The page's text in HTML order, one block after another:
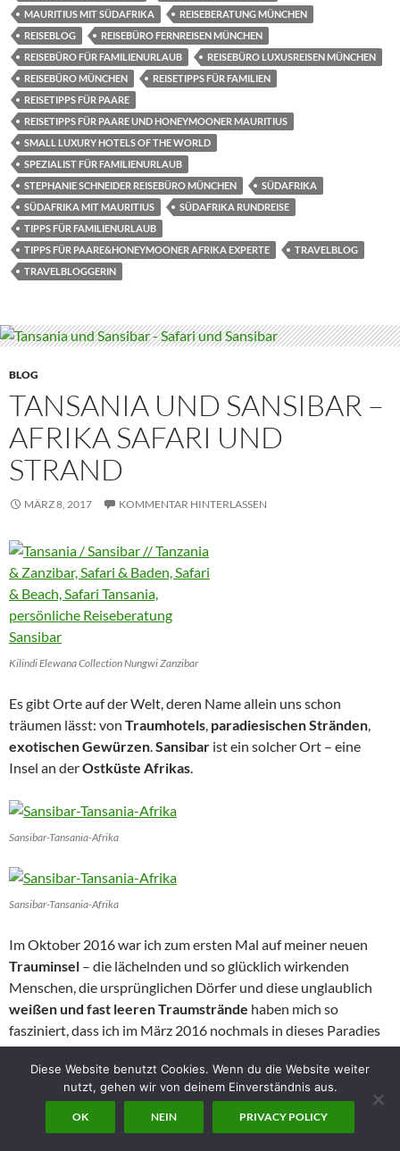
MAURITIUS MIT SÜDAFRIKA
REISEBERATUNG MÜNCHEN
REISEBLOG
REISEBÜRO FERNREISEN MÜNCHEN
REISEBÜRO FÜR FAMILIENURLAUB
REISEBÜRO LUXUSREISEN MÜNCHEN
REISEBÜRO MÜNCHEN
REISETIPPS FÜR FAMILIEN
REISETIPPS FÜR PAARE
REISETIPPS FÜR PAARE UND HONEYMOONER MAURITIUS
SMALL LUXURY HOTELS OF THE WORLD
SPEZIALIST FÜR FAMILIENURLAUB
STEPHANIE SCHNEIDER REISEBÜRO MÜNCHEN
SÜDAFRIKA
SÜDAFRIKA MIT MAURITIUS
SÜDAFRIKA RUNDREISE
TIPPS FÜR FAMILIENURLAUB
TIPPS FÜR PAARE&HONEYMOONER AFRIKA EXPERTE
TRAVELBLOG
TRAVELBLOGGERIN
BLOG
TANSANIA UND SANSIBAR –
AFRIKA SAFARI UND
STRAND
MÄRZ 8, 2017 KOMMENTAR HINTERLASSEN
Kilindi Elewana Collection Nungwi Zanzibar
Es gibt Orte auf der Welt, deren Name allein uns schon
träumen lässt: von Traumhotels paradiesischen Stränden
exotischen Gewürzen Sansibar ist ein solcher Ort – eine
Insel an derOstküste Afrikas
Sansibar-Tansania-Afrika
Sansibar-Tansania-Afrika
Im Oktober 2016 war ich zum ersten Mal auf meiner neuen
Trauminsel – die lächelnden und so glücklich wirkenden
Menschen, die ursprünglichen Dörfer und diese unglaublich
weißen und fast leeren Traumstrände haben mich so
fasziniert, dass ich im März 2016 nochmals in dieses Paradies
geflogen bin um noch andere Strandabschnitte und weitere
Hotels besuchen zu können. Mittlerweile (Stand Januar 2018)
zähle ich meine 6. Reise, insgesamt 8 Monate und 3 Safaris
(Fly-in Safari von Sansibar in die Serengeti, sowie Jeep-Safaris
in Ngorongoro, Lake Manyara, Serengeti, Masailodge).
Diese Website benutzt Cookies. Wenn du die Website weiter
nutzt, gehen wir von deinem Einverständnis aus.
OK NEIN PRIVACY POLICY